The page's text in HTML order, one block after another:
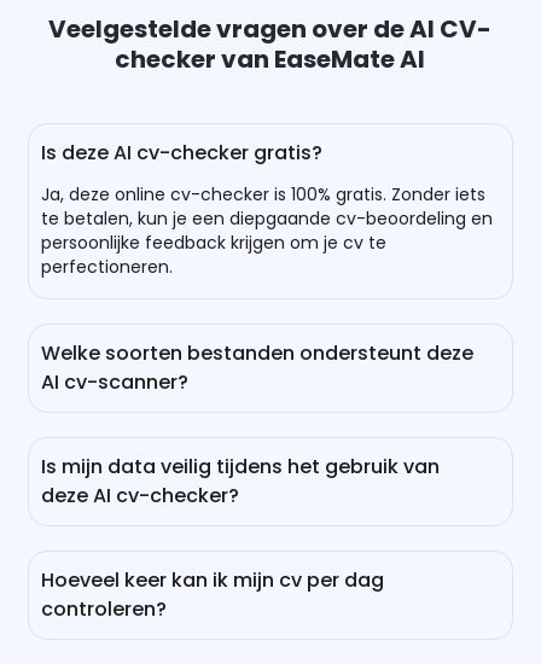
Veelgestelde vragen over de AI CV-
checker van EaseMate AI
Is deze AI cv-checker gratis?
Ja, deze online cv-checker is 100% gratis. Zonder iets
te betalen, kun je een diepgaande cv-beoordeling en
persoonlijke feedback krijgen om je cv te
perfectioneren.
Welke soorten bestanden ondersteunt deze
AI cv-scanner?
bestandsformaten, waaronder PDF, PPT en Doc.
Is mijn data veilig tijdens het gebruik van
deze AI cv-checker?
beschermen tegen ongeautoriseerde toegang.
Zonder uw toestemming kan niemand uw gegevens
Hoeveel keer kan ik mijn cv per dag
controleren?